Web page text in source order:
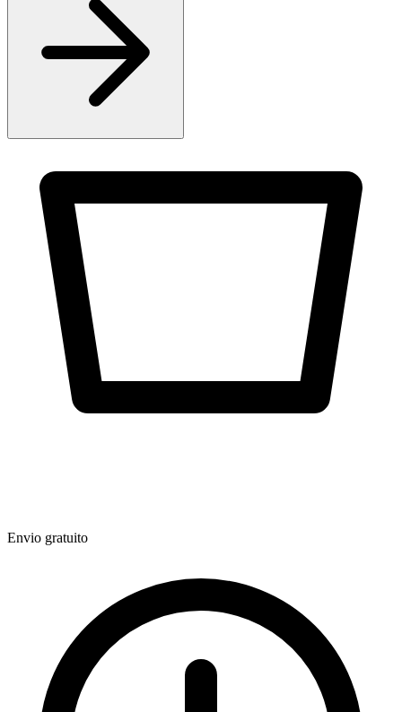
Envio gratuito